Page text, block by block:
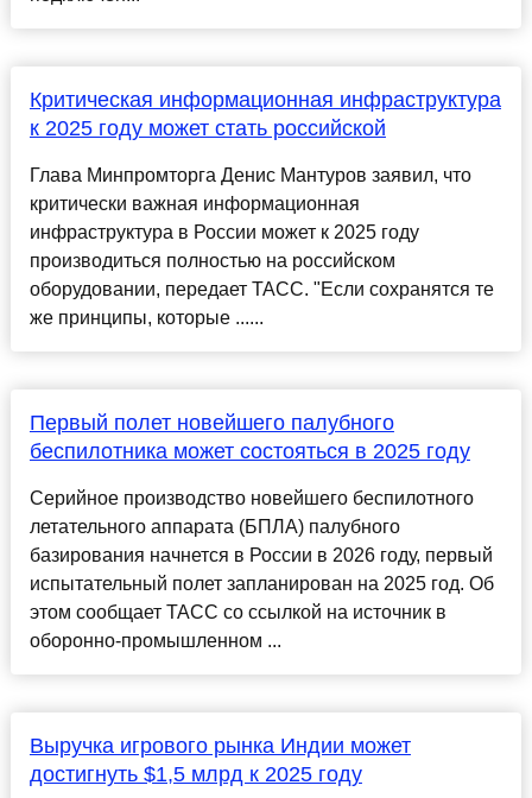
Критическая информационная инфраструктура
к 2025 году может стать российской
Глава Минпромторга Денис Мантуров заявил, что
критически важная информационная
инфраструктура в России может к 2025 году
производиться полностью на российском
оборудовании, передает ТАСС. "Если сохранятся те
же принципы, которые ......
Первый полет новейшего палубного
беспилотника может состояться в 2025 году
Серийное производство новейшего беспилотного
летательного аппарата (БПЛА) палубного
базирования начнется в России в 2026 году, первый
испытательный полет запланирован на 2025 год. Об
этом сообщает ТАСС со ссылкой на источник в
оборонно-промышленном ...
Выручка игрового рынка Индии может
достигнуть $1,5 млрд к 2025 году